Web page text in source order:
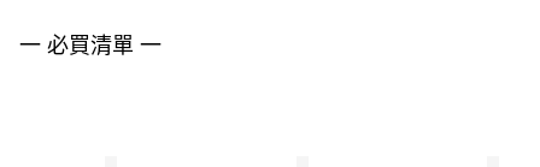
一 必買清單 一